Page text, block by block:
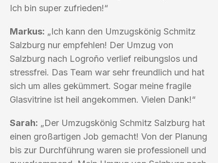
Ich bin super zufrieden!“
Markus: „Ich kann den Umzugskönig Schmitz
Salzburg nur empfehlen! Der Umzug von
Salzburg nach Logroño verlief reibungslos und
stressfrei. Das Team war sehr freundlich und hat
sich um alles gekümmert. Sogar meine fragile
Glasvitrine ist heil angekommen. Vielen Dank!“
Sarah: „Der Umzugskönig Schmitz Salzburg hat
einen großartigen Job gemacht! Von der Planung
bis zur Durchführung waren sie professionell und